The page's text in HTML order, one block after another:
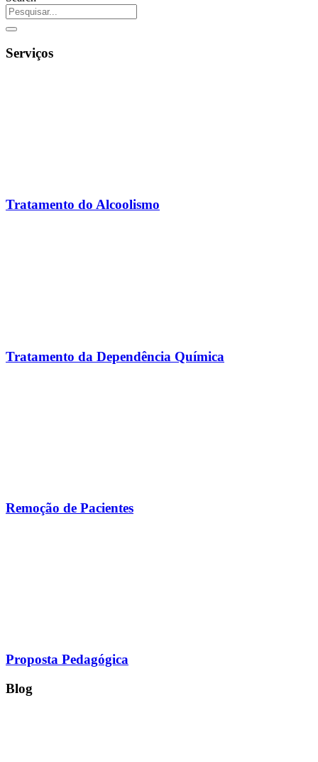
Serviços
Tratamento do Alcoolismo
Tratamento da Dependência Química
Remoção de Pacientes
Proposta Pedagógica
Blog